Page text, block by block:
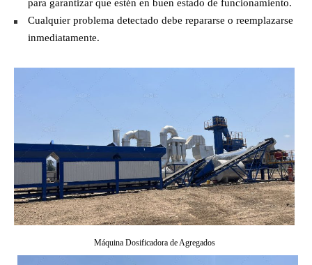
para garantizar que estén en buen estado de funcionamiento.
Cualquier problema detectado debe repararse o reemplazarse
inmediatamente.
Máquina Dosificadora de Agregados